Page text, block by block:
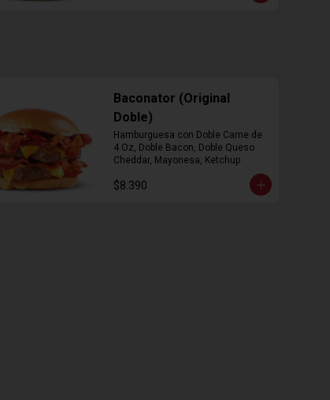
Baconator (Original
Doble)
Hamburguesa con Doble Carne de
4 Oz, Doble Bacon, Doble Queso
Cheddar, Mayonesa, Ketchup
$8.390